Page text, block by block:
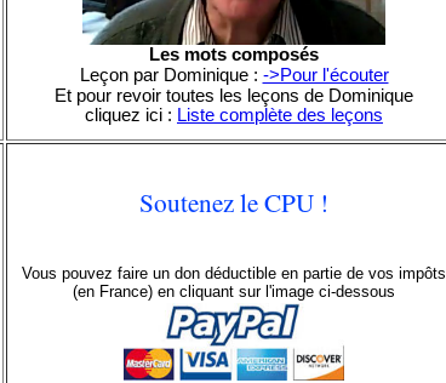
Les mots composés
Leçon par Dominique : ->Pour l'écouter
Et pour revoir toutes les leçons de Dominique
cliquez ici : Liste complète des leçons
Soutenez le CPU !
Vous pouvez faire un don déductible en partie de vos impôts
(en France) en cliquant sur l'image ci-dessous